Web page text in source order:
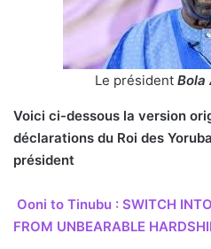
Le président Bola
Voici ci-dessous la version
déclarations du Roi des
président
Ooni to Tinubu : SWITCH
FROM UNBEARABLE